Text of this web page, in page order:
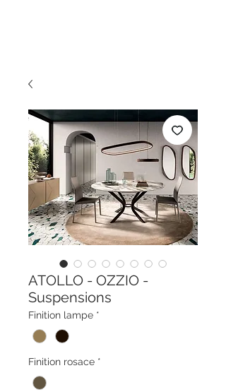
ATOLLO - OZZIO -
Suspensions
Finition lampe *
Finition rosace *